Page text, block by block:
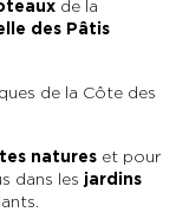
En famille En groupe
de la
des Pâtis
de la Côte des
natures et pour
dans les jardins